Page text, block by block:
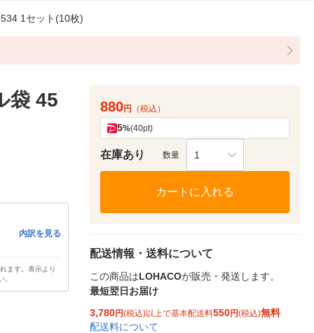
1セット(10枚)
袋 45
内訳を見る
ます。表示より
。
880円 （税込）
5%(40pt)
在庫あり 数量 1
カートに入れる
配送情報・送料について
この商品はLOHACOが販売・発送します。
最短翌日お届け
3,780円(税込)以上で基本配送料550円(税込)無料
配送料について